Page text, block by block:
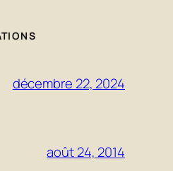
décembre 22, 2024
août 24, 2014